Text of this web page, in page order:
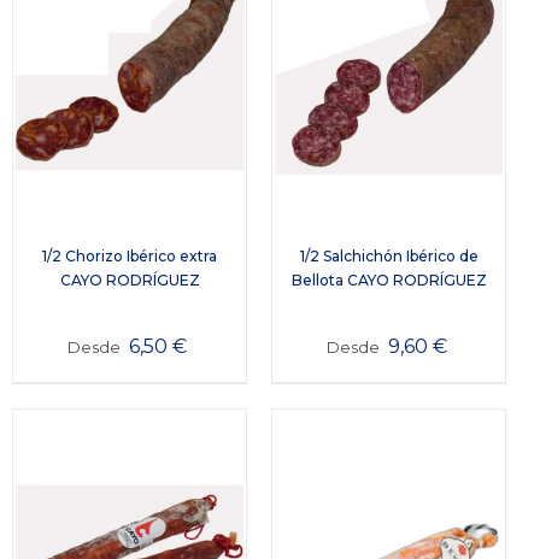
1/2 Chorizo Ibérico extra
CAYO RODRÍGUEZ
Desde 6,50€
1/2 Salchichón Ibérico de
Bellota CAYO RODRÍGUEZ
Desde 9,60 €